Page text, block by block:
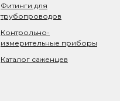
Фитинги для
трубопроводов
Контрольно-
измерительные приборы
Каталог саженцев